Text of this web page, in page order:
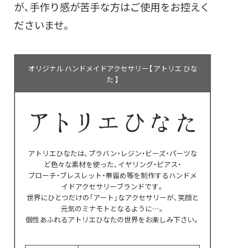
が、手作り感が苦手な方はご使用をお控えく
ださいませ。
オリジナル ハンドメイドアクセサリー【 アトリエ ひな
た 】
アトリエひなたは、プラバン・レジン・ビーズ・パーツな
ど色々な素材を使った、イヤリング・ピアス・
ブローチ・ブレスレット・帯留め等を制作するハンドメ
イドアクセサリーブランドです。
世界にひとつだけの「アート」なアクセサリーが、笑顔と
元気のミナモトとなるように…。
個性あふれるアトリエひなたの世界をお楽しみ下さい。